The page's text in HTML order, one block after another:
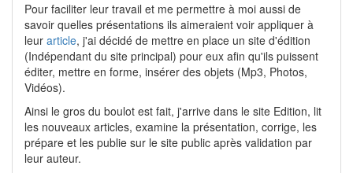
Pour faciliter leur travail et me permettre à moi aussi de
savoir quelles présentations ils aimeraient voir appliquer à
leur article, j'ai décidé de mettre en place un site d'édition
(Indépendant du site principal) pour eux afin qu'ils puissent
éditer, mettre en forme, insérer des objets (Mp3, Photos,
Vidéos).
Ainsi le gros du boulot est fait, j'arrive dans le site Edition, lit
les nouveaux articles, examine la présentation, corrige, les
prépare et les publie sur le site public après validation par
leur auteur.